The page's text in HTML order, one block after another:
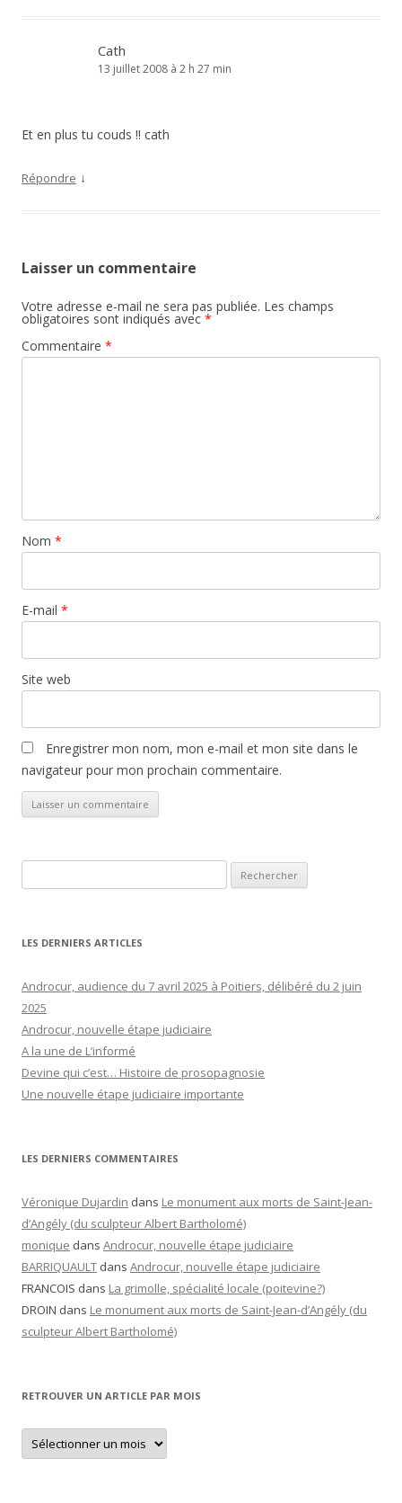
Cath
13 juillet 2008 à 2 h 27 min
Et en plus tu couds !! cath
Répondre ↓
Laisser un commentaire
Votre adresse e-mail ne sera pas publiée. Les champs
obligatoires sont indiqués avec *
Commentaire *
Nom *
E-mail *
Site web
Enregistrer mon nom, mon e-mail et mon site dans le
navigateur pour mon prochain commentaire.
LES DERNIERS ARTICLES
Androcur, audience du 7 avril 2025 à Poitiers, délibéré du 2 juin
2025
Androcur, nouvelle étape judiciaire
A la une de L’informé
Devine qui c’est… Histoire de prosopagnosie
Une nouvelle étape judiciaire importante
LES DERNIERS COMMENTAIRES
Véronique Dujardin dans Le monument aux morts de Saint-Jean-
d’Angély (du sculpteur Albert Bartholomé)
monique dans Androcur, nouvelle étape judiciaire
BARRIQUAULT dans Androcur, nouvelle étape judiciaire
FRANCOIS dans La grimolle, spécialité locale (poitevine?)
DROIN dans Le monument aux morts de Saint-Jean-d’Angély (du
sculpteur Albert Bartholomé)
RETROUVER UN ARTICLE PAR MOIS
Retrouver
un
article